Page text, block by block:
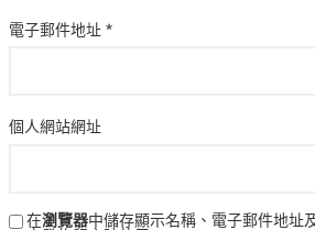
電子郵件地址 *
個人網站網址
在瀏覽器中儲存顯示名稱、電子郵件地址